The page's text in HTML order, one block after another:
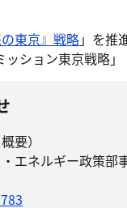
の東京』戦略」を推
ション東京戦略」
要）
エネルギー政策部